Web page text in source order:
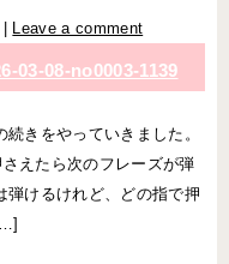
Leave a comment
03-08-­no0003-­1139
きをやっていきました。
えたら次のフレーズが弾
弾けるけれど、どの指で押